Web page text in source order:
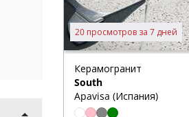
20 просмотров за 7 дней
Керамогранит
South
Apavisa (Испания)